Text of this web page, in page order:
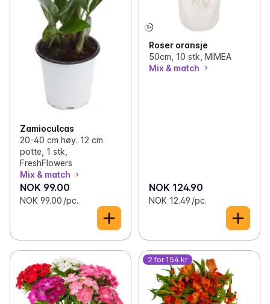
Zamioculcas
20-40 cm høy. 12 cm
potte, 1 stk,
FreshFlowers
Mix & match
NOK 99.00
NOK 99.00 /pc.
Roser oransje
50cm, 10 stk, MIMEA
Mix & match
NOK 124.90
NOK 12.49 /pc.
2 for 154 kr